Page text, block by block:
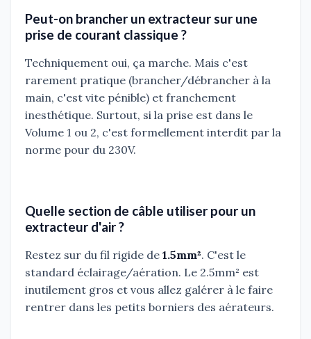
Peut-on brancher un extracteur sur une
prise de courant classique ?
Techniquement oui, ça marche. Mais c'est
rarement pratique (brancher/débrancher à la
main, c'est vite pénible) et franchement
inesthétique. Surtout, si la prise est dans le
Volume 1 ou 2, c'est formellement interdit par la
norme pour du 230V.
Quelle section de câble utiliser pour un
extracteur d'air ?
Restez sur du fil rigide de 1.5mm². C'est le
standard éclairage/aération. Le 2.5mm² est
inutilement gros et vous allez galérer à le faire
rentrer dans les petits borniers des aérateurs.